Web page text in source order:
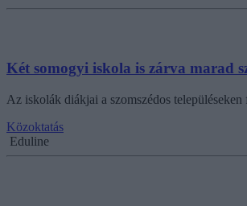
Két somogyi iskola is zárva marad
Az iskolák diákjai a szomszédos
Közoktatás
Eduline